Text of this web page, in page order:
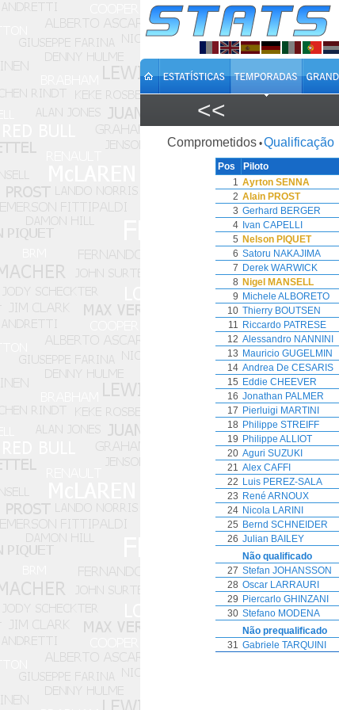
<<
Comprometidos •Qualificação
Pos Piloto
1 Ayrton SENNA
2 Alain PROST
3 Gerhard BERGER
4 Ivan CAPELLI
5 Nelson PIQUET
6 Satoru NAKAJIMA
7 Derek WARWICK
8 Nigel MANSELL
9 Michele ALBORETO
10 Thierry BOUTSEN
11 Riccardo PATRESE
12 Alessandro NANNINI
13 Mauricio GUGELMIN
14 Andrea De CESARIS
15 Eddie CHEEVER
16 Jonathan PALMER
17 Pierluigi MARTINI
18 Philippe STREIFF
19 Philippe ALLIOT
20 Aguri SUZUKI
21 Alex CAFFI
22 Luis PEREZ-SALA
23 René ARNOUX
24 Nicola LARINI
25 Bernd SCHNEIDER
26 Julian BAILEY
Não qualificado
27 Stefan JOHANSSON
28 Oscar LARRAURI
29 Piercarlo GHINZANI
30 Stefano MODENA
Não prequalificado
31 Gabriele TARQUINI